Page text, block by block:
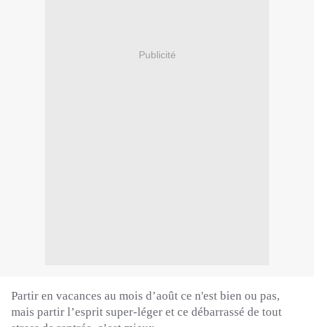
Publicité
Partir en vacances au mois d’août ce n'est bien ou pas,
mais partir l’esprit super-léger et ce débarrassé de tout